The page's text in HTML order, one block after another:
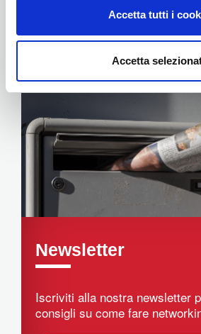
Accetta tutti i
Accetta
Eventi
Newsletter
Iscriviti alla nostra newsletter
consigli su come fare